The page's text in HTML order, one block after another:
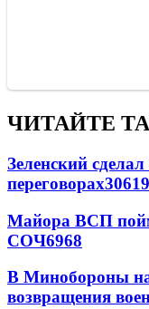
ЧИТАЙТЕ
Зеленский
переговорах30619
Майора ВСП
СОЧ6968
В Минобороны
возвращения